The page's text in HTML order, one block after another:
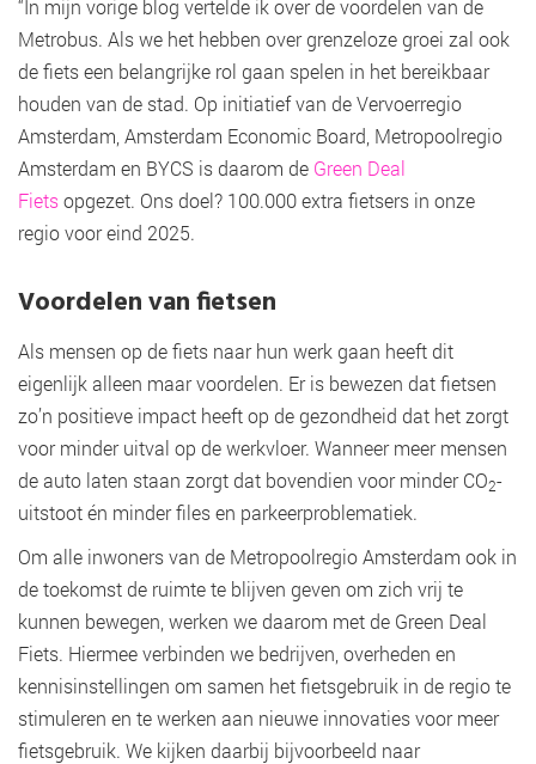
“In mijn vorige blog vertelde ik over de voordelen van de
Metrobus. Als we het hebben over grenzeloze groei zal ook
de fiets een belangrijke rol gaan spelen in het bereikbaar
houden van de stad. Op initiatief van de Vervoerregio
Amsterdam, Amsterdam Economic Board, Metropoolregio
Amsterdam en BYCS is daarom de Green Deal
Fietsopgezet. Ons doel? 100.000 extra fietsers in onze
regio voor eind 2025.
Voordelen van fietsen
Als mensen op de fiets naar hun werk gaan heeft dit
eigenlijk alleen maar voordelen. Er is bewezen dat fietsen
zo’n positieve impact heeft op de gezondheid dat het zorgt
voor minder uitval op de werkvloer. Wanneer meer mensen
de auto laten staan zorgt dat bovendien voor minder CO2-
uitstoot én minder files en parkeerproblematiek.
Om alle inwoners van de Metropoolregio Amsterdam ook in
de toekomst de ruimte te blijven geven om zich vrij te
kunnen bewegen, werken we daarom met de Green Deal
Fiets. Hiermee verbinden we bedrijven, overheden en
kennisinstellingen om samen het fietsgebruik in de regio te
stimuleren en te werken aan nieuwe innovaties voor meer
fietsgebruik. We kijken daarbij bijvoorbeeld naar